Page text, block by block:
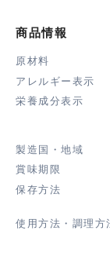
商品情報
原材料
アレルギー表示
栄養成分表示
製造国・地域
賞味期限
保存方法
使用方法・調理方